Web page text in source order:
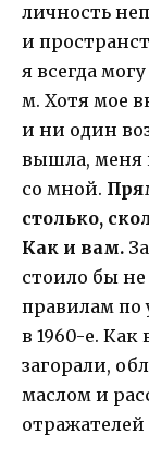
личность
и
я всегда
м. Хотя мое
и ни один
вышла, меня
со мной.
столько,
Как и вам.
стоило бы не
правилам по
в 1960-е.
загорали,
маслом и